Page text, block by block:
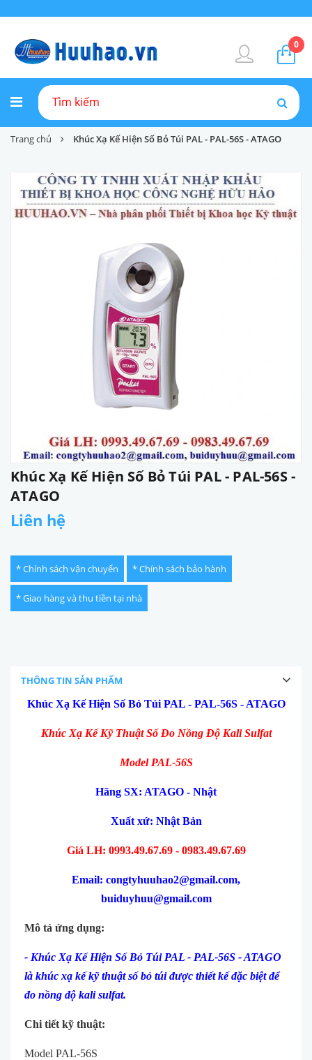
0
Trang chủ Khúc Xạ Kế Hiện Số Bỏ Túi PAL - PAL-56S - ATAGO
Khúc Xạ Kế Hiện Số Bỏ Túi PAL - PAL-56S -
ATAGO
Liên hệ
* Chính sách vận chuyển * Chính sách bảo hành
* Giao hàng và thu tiền tại nhà
THÔNG TIN SẢN PHẨM
Khúc Xạ Kế Hiện Số Bỏ Túi PAL - PAL-56S - ATAGO
Khúc Xạ Kế Kỹ Thuật Số Đo Nồng Độ Kali Sulfat
Model PAL-56S
Hãng SX: ATAGO - Nhật
Xuất xứ: Nhật Bản
Giá LH: 0993.49.67.69 - 0983.49.67.69
Email: congtyhuuhao2@gmail.com,
buiduyhuu@gmail.com
Mô tả ứng dụng:
- Khúc Xạ Kế Hiện Số Bỏ Túi PAL - PAL-56S - ATAGO
là khúc xạ kế kỹ thuật số bỏ túi được thiết kế đặc biệt để
đo nồng độ kali sulfat.
Chi tiết kỹ thuật:
Model PAL-56S